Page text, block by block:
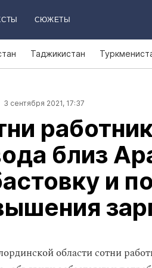
СЮЖЕТЫ
Таджикистан
3 сентября 2021, 17:37
близ
и
области сотни